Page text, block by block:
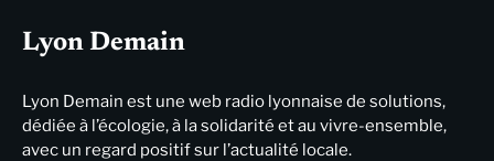
Lyon Demain
Lyon Demain est une web radio lyonnaise de solutions,
dédiée à l’écologie, à la solidarité et au vivre-ensemble,
avec un regard positif sur l’actualité locale.